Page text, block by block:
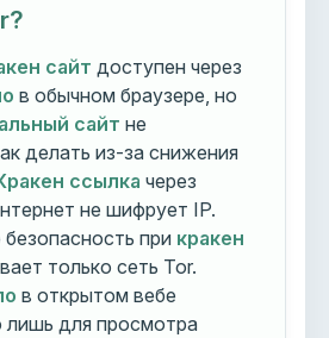
сайт доступен через
в обычном браузере, но
сайт не
делать из-за снижения
ссылка через
не шифрует IP.
при кракен
только сеть Tor.
в открытом вебе
лишь для просмотра